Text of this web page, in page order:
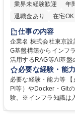
業界未経験歓迎
年
退職金あり
在宅OK
仕事の内容
企業名 株式会社東京設計事務所 求人名 【LLMアプリ
G基盤構築からインフラのデータ
活用するRAG等AI基盤
し、インフラ設備の最
動型の効率的なDXを推進する役割です
書をテキスト化し
I）基盤のPoC構築から
必要な経験・能
必要な経験・能力等
PI等）やDocker・Git
験。※インフラ知識は